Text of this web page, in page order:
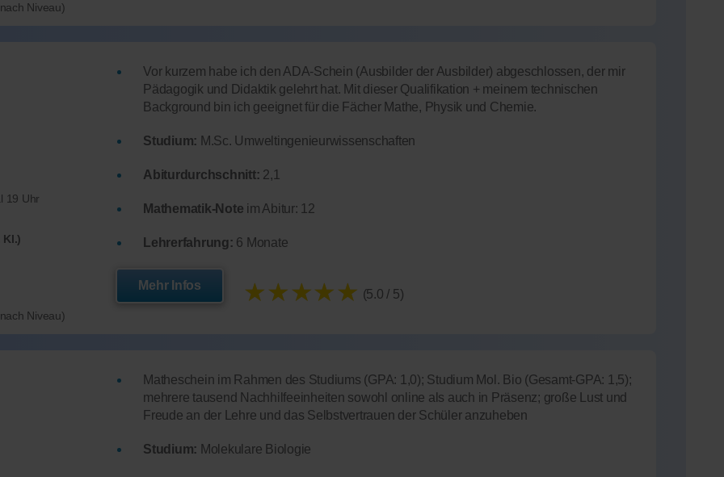
Niveau)
Vor kurzem habe ich den ADA-Schein (Ausbilder der Ausbilder) abgeschlossen, der mir
Pädagogik und Didaktik gelehrt hat. Mit dieser Qualifikation + meinem technischen
Background bin ich geeignet für die Fächer Mathe, Physik und Chemie.
Studium: M.Sc. Umweltingenieurwissenschaften
Abiturdurchschnitt: 2,1
Mathematik-Note im Abitur: 12
Lehrerfahrung: 6 Monate
Mehr Infos ★★★★★ (5.0 / 5)
19 Uhr
Kl.)
Niveau)
Matheschein im Rahmen des Studiums (GPA: 1,0); Studium Mol. Bio (Gesamt-GPA: 1,5);
mehrere tausend Nachhilfeeinheiten sowohl online als auch in Präsenz; große Lust und
Freude an der Lehre und das Selbstvertrauen der Schüler anzuheben
Studium: Molekulare Biologie